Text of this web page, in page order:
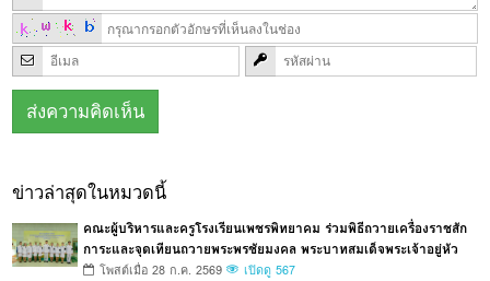
ข่าวล่าสุดในหมวดนี้
คณะผู้บริหารและครูโรงเรียนเพชรพิทยาคม ร่วมพิธีถวายเครื่องราชสัก
การะและจุดเทียนถวายพระพรชัยมงคล พระบาทสมเด็จพระเจ้าอยู่หัว
โพสต์เมื่อ 28 ก.ค. 2569 เปิดดู 567